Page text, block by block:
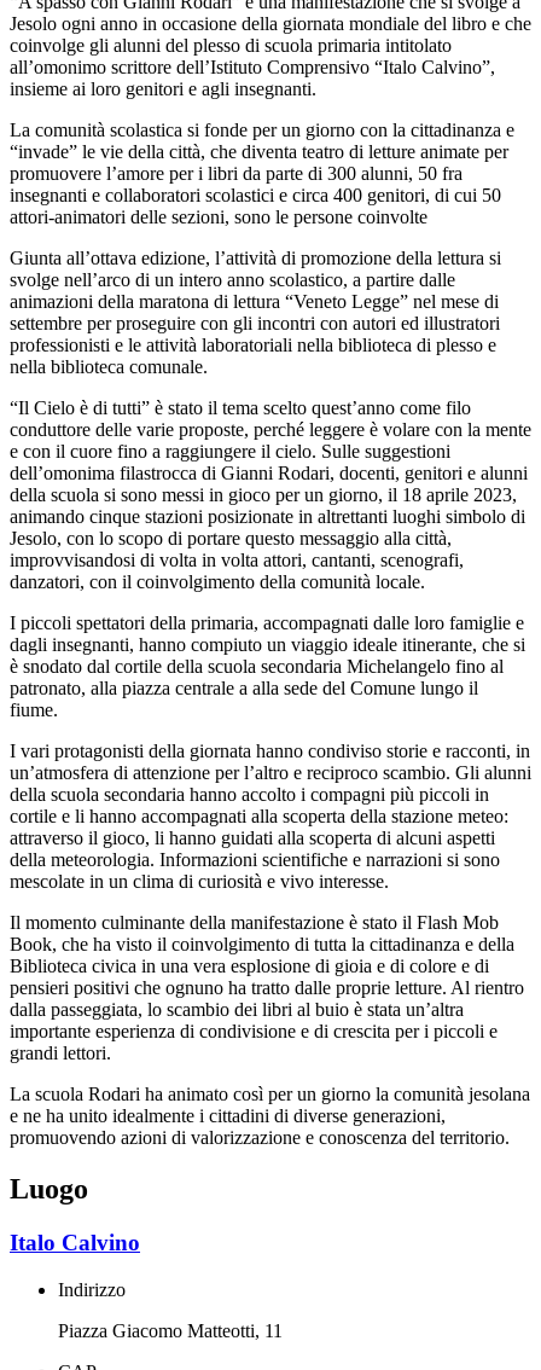
Jesolo ogni anno in occasione della giornata mondiale del libro e che
coinvolge gli alunni del plesso di scuola primaria intitolato
all’omonimo scrittore dell’Istituto Comprensivo “Italo Calvino”,
insieme ai loro genitori e agli insegnanti.
La comunità scolastica si fonde per un giorno con la cittadinanza e
“invade” le vie della città, che diventa teatro di letture animate per
promuovere l’amore per i libri da parte di 300 alunni, 50 fra
insegnanti e collaboratori scolastici e circa 400 genitori, di cui 50
attori-animatori delle sezioni, sono le persone coinvolte
Giunta all’ottava edizione, l’attività di promozione della lettura si
svolge nell’arco di un intero anno scolastico, a partire dalle
animazioni della maratona di lettura “Veneto Legge” nel mese di
settembre per proseguire con gli incontri con autori ed illustratori
professionisti e le attività laboratoriali nella biblioteca di plesso e
nella biblioteca comunale.
“Il Cielo è di tutti” è stato il tema scelto quest’anno come filo
conduttore delle varie proposte, perché leggere è volare con la mente
e con il cuore fino a raggiungere il cielo. Sulle suggestioni
dell’omonima filastrocca di Gianni Rodari, docenti, genitori e alunni
della scuola si sono messi in gioco per un giorno, il 18 aprile 2023,
animando cinque stazioni posizionate in altrettanti luoghi simbolo di
Jesolo, con lo scopo di portare questo messaggio alla città,
improvvisandosi di volta in volta attori, cantanti, scenografi,
danzatori, con il coinvolgimento della comunità locale.
I piccoli spettatori della primaria, accompagnati dalle loro famiglie e
dagli insegnanti, hanno compiuto un viaggio ideale itinerante, che si
è snodato dal cortile della scuola secondaria Michelangelo fino al
patronato, alla piazza centrale a alla sede del Comune lungo il
fiume.
I vari protagonisti della giornata hanno condiviso storie e racconti, in
un’atmosfera di attenzione per l’altro e reciproco scambio. Gli alunni
della scuola secondaria hanno accolto i compagni più piccoli in
cortile e li hanno accompagnati alla scoperta della stazione meteo:
attraverso il gioco, li hanno guidati alla scoperta di alcuni aspetti
della meteorologia. Informazioni scientifiche e narrazioni si sono
mescolate in un clima di curiosità e vivo interesse.
Il momento culminante della manifestazione è stato il Flash Mob
Book, che ha visto il coinvolgimento di tutta la cittadinanza e della
Biblioteca civica in una vera esplosione di gioia e di colore e di
pensieri positivi che ognuno ha tratto dalle proprie letture. Al rientro
dalla passeggiata, lo scambio dei libri al buio è stata un’altra
importante esperienza di condivisione e di crescita per i piccoli e
grandi lettori.
La scuola Rodari ha animato così per un giorno la comunità jesolana
e ne ha unito idealmente i cittadini di diverse generazioni,
promuovendo azioni di valorizzazione e conoscenza del territorio.
Luogo
Italo Calvino
Indirizzo
Piazza Giacomo Matteotti, 11